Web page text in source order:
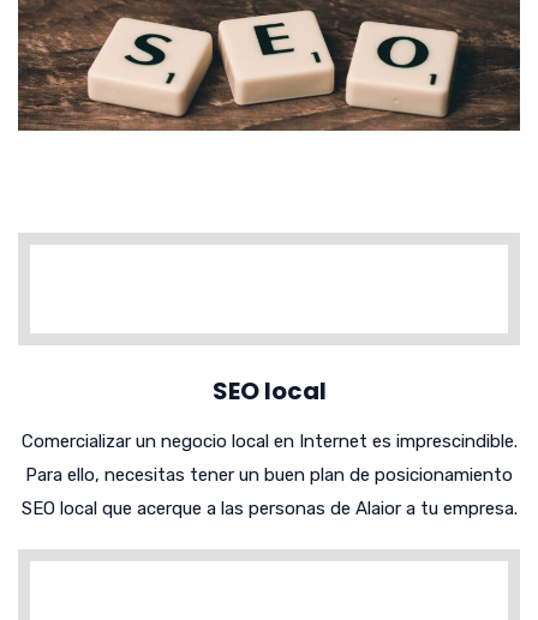
SEO local
Comercializar un negocio local en Internet es imprescindible.
Para ello, necesitas tener un buen plan de posicionamiento
SEO local que acerque a las personas de Alaior a tu empresa.